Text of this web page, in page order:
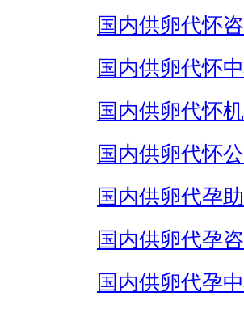
国内供卵代怀
国内供卵代怀
国内供卵代怀
国内供卵代怀
国内供卵代孕
国内供卵代孕
国内供卵代孕